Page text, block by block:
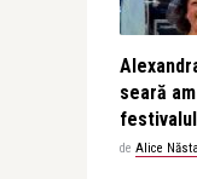
seară
de Alice